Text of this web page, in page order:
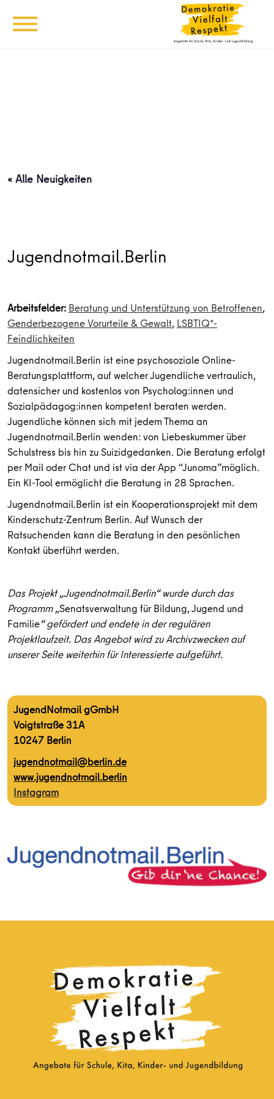
« Alle Neuigkeiten
Jugendnotmail.Berlin
Arbeitsfelder: Beratung und Unterstützung von Betroffenen,
Genderbezogene Vorurteile & Gewalt, LSBTIQ*-
Feindlichkeiten
Jugendnotmail.Berlin ist eine psychosoziale Online-
Beratungsplattform, auf welcher Jugendliche vertraulich,
datensicher und kostenlos von Psycholog:innen und
Sozialpädagog:innen kompetent beraten werden.
Jugendliche können sich mit jedem Thema an
Jugendnotmail.Berlin wenden: von Liebeskummer über
Schulstress bis hin zu Suizidgedanken. Die Beratung erfolgt
per Mail oder Chat und ist via der App “Junoma”möglich.
Ein KI-Tool ermöglicht die Beratung in 28 Sprachen.
Jugendnotmail.Berlin ist ein Kooperationsprojekt mit dem
Kinderschutz-Zentrum Berlin. Auf Wunsch der
Ratsuchenden kann die Beratung in den pesönlichen
Kontakt überführt werden.
Das Projekt „Jugendnotmail.Berlin“ wurde durch das
Programm „Senatsverwaltung für Bildung, Jugend und
Familie“ gefördert und endete in der regulären
Projektlaufzeit. Das Angebot wird zu Archivzwecken auf
unserer Seite weiterhin für Interessierte aufgeführt.
JugendNotmail gGmbH
Voigtstraße 31A
10247 Berlin
jugendnotmail@berlin.de
www.jugendnotmail.berlin
Instagram